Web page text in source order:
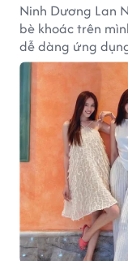
Ninh Dương Lan
bè khoác trên
dễ dàng ứng